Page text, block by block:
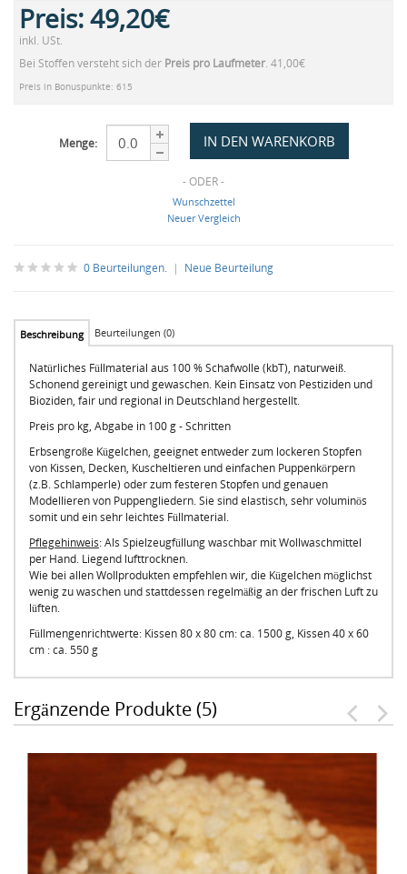
Preis:49,20€
inkl. USt.
Bei Stoffen versteht sich der Preis pro Laufmeter. 41,00€
Preis in Bonuspunkte: 615
Menge:
- ODER -
Wunschzettel
Neuer Vergleich
0 Beurteilungen. | Neue Beurteilung
Beschreibung Beurteilungen (0)
Natürliches Füllmaterial aus 100 % Schafwolle (kbT), naturweiß.
Schonend gereinigt und gewaschen. Kein Einsatz von Pestiziden und
Bioziden, fair und regional in Deutschland hergestellt.
Preis pro kg, Abgabe in 100 g - Schritten
Erbsengroße Kügelchen, geeignet entweder zum lockeren Stopfen
von Kissen, Decken, Kuscheltieren und einfachen Puppenkörpern
(z.B. Schlamperle) oder zum festeren Stopfen und genauen
Modellieren von Puppengliedern. Sie sind elastisch, sehr voluminös
somit und ein sehr leichtes Füllmaterial.
Pflegehinweis: Als Spielzeugfüllung waschbar mit Wollwaschmittel
per Hand. Liegend lufttrocknen.
Wie bei allen Wollprodukten empfehlen wir, die Kügelchen möglichst
wenig zu waschen und stattdessen regelmäßig an der frischen Luft zu
lüften.
Füllmengenrichtwerte: Kissen 80 x 80 cm: ca. 1500 g, Kissen 40 x 60
cm : ca. 550 g
Ergänzende Produkte (5)